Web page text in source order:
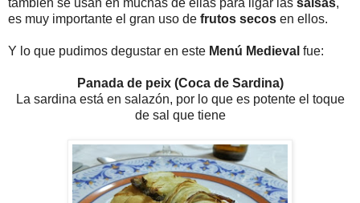
es muy importante el gran uso de frutos secos en ellos.
Y lo que pudimos degustar en este Menú Medieval fue:
Panada de peix (Coca de Sardina)
La sardina está en salazón, por lo que es potente el toque
de sal que tiene